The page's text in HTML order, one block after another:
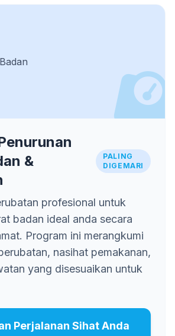
&
PALING
DIGEMARI
profesional untuk
badan ideal anda secara
Program ini merangkumi
nasihat pemakanan,
yang disesuaikan untuk
Perjalanan Sihat Anda